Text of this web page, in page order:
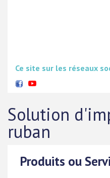
Ce site sur les réseaux
Solution
ruban
Produits ou